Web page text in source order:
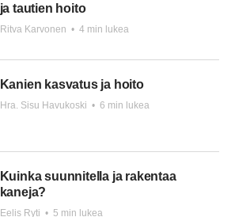
ja tautien hoito
Ritva Karvonen • 4 min lukea
Kanien kasvatus ja hoito
Hra. Sisu Havukoski • 6 min lukea
Kuinka suunnitella ja rakentaa
kaneja?
Eelis Ryti • 5 min lukea